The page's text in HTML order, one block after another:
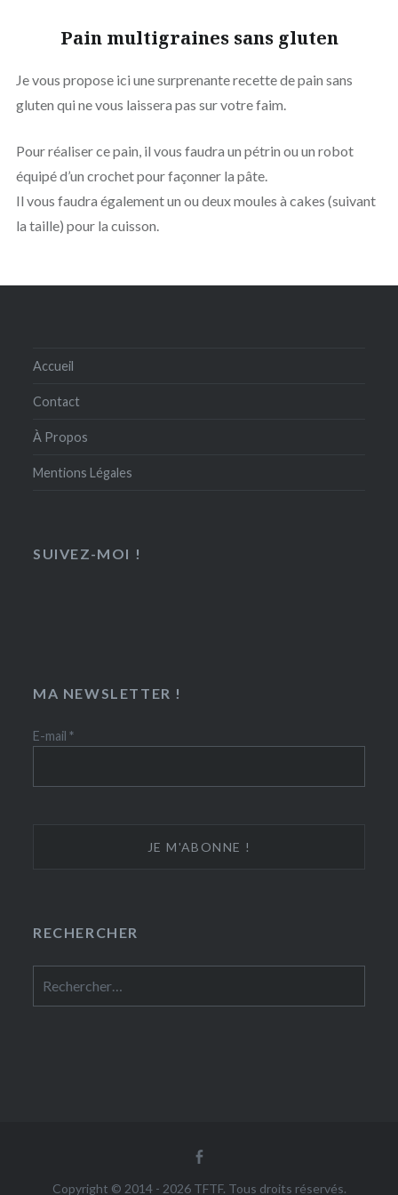
Pain multigraines sans gluten
Je vous propose ici une surprenante recette de pain sans
gluten qui ne vous laissera pas sur votre faim.
Pour réaliser ce pain, il vous faudra un pétrin ou un robot
équipé d’un crochet pour façonner la pâte.
Il vous faudra également un ou deux moules à cakes (suivant
la taille) pour la cuisson.
Accueil
Contact
À Propos
Mentions Légales
SUIVEZ-MOI !
MA NEWSLETTER !
E-mail*
RECHERCHER
Copyright © 2014 - 2026 TFTF. Tous droits réservés.